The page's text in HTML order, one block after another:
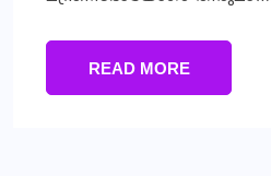
READ MORE